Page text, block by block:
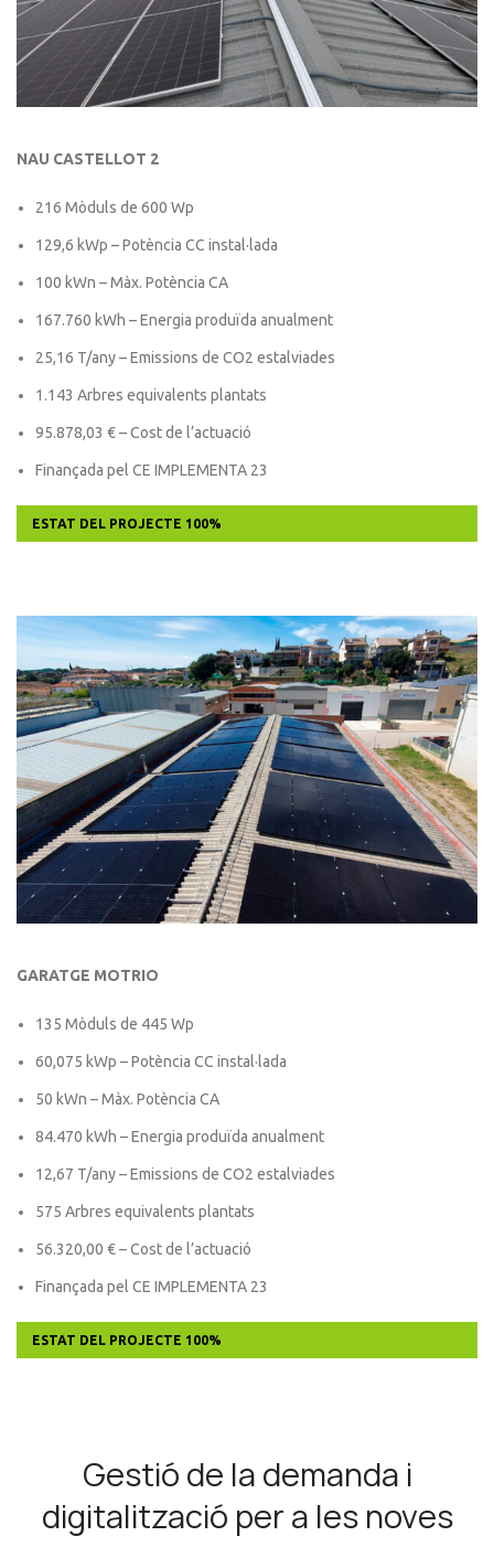
NAU CASTELLOT 2
216 Mòduls de 600 Wp
129,6 kWp – Potència CC instal·lada
100 kWn – Màx. Potència CA
167.760 kWh – Energia produïda anualment
25,16 T/any – Emissions de CO2 estalviades
1.143 Arbres equivalents plantats
95.878,03 € – Cost de l’actuació
Finançada pel CE IMPLEMENTA 23
ESTAT DEL PROJECTE 100%
GARATGE MOTRIO
135 Mòduls de 445 Wp
60,075 kWp – Potència CC instal·lada
50 kWn – Màx. Potència CA
84.470 kWh – Energia produïda anualment
12,67 T/any – Emissions de CO2 estalviades
575 Arbres equivalents plantats
56.320,00 € – Cost de l’actuació
Finançada pel CE IMPLEMENTA 23
ESTAT DEL PROJECTE 100%
Gestió de la demanda i
digitalització per a les noves